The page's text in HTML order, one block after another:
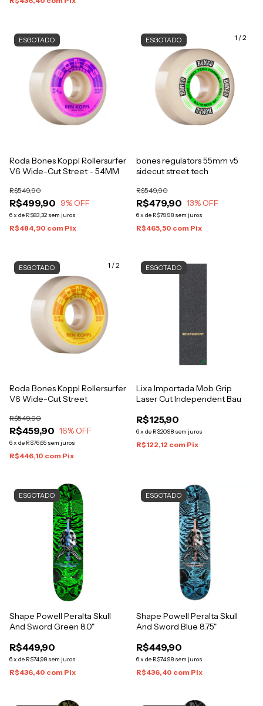
ESGOTADO
Roda Bones Koppl Rollersurfer
V6 Wide-Cut Street - 54MM
R$499,90
R$549,90
9% OFF
6x de R$83,32 sem juros
R$484,90 com Pix
1 /2
ESGOTADO
bones regulators 55mm v5
sidecut street tech
R$479,90
R$549,90
13% OFF
6x de R$79,98 sem juros
R$465,50 com Pix
1 /2
ESGOTADO
Roda Bones Koppl Rollersurfer
V6 Wide-Cut Street
R$459,90
R$549,90
16% OFF
6x de R$76,65 sem juros
R$446,10 com Pix
ESGOTADO
Lixa Importada Mob Grip
Laser Cut Independent Bau
R$125,90
6x de R$20,98 sem juros
R$122,12 com Pix
ESGOTADO
Shape Powell Peralta Skull
And Sword Green 8.0"
R$449,90
6x de R$74,98 sem juros
R$436,40 com Pix
ESGOTADO
Shape Powell Peralta Skull
And Sword Blue 8.75"
R$449,90
6x de R$74,98 sem juros
R$436,40 com Pix